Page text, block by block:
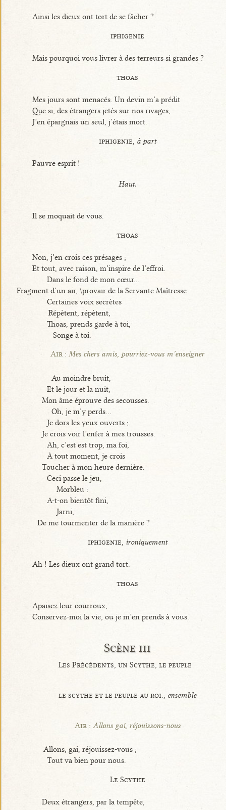
Ainsi les dieux ont tort de se fâcher ?
iphigenie
Mais pourquoi vous livrer à des terreurs si grandes ?
thoas
Mes jours sont menacés. Un devin m’a prédit
Que si, des étrangers jetés sur nos rivages,
J’en épargnais un seul, j’étais mort.
iphigenie, à part
Pauvre esprit !
Haut.
Il se moquait de vous.
thoas
Non, j’en crois ces présages ;
Et tout, avec raison, m’inspire de l’effroi.
Dans le fond de mon cœur...
Fragment d’un air, \provair de la Servante Maîtresse
Certaines voix secrètes
Répètent, répètent,
Thoas, prends garde à toi,
Songe à toi.
Air :Mes chers amis, pourriez-vous m’enseigner
Au moindre bruit,
Et le jour et la nuit,
Mon âme éprouve des secousses.
Oh, je m’y perds...
Je dors les yeux ouverts ;
Je crois voir l’enfer à mes trousses.
Ah, c’est est trop, ma foi,
À tout moment, je crois
Toucher à mon heure dernière.
Ceci passe le jeu,
Morbleu :
A-t-on bientôt fini,
Jarni,
De me tourmenter de la manière ?
iphigenie, ironiquement
Ah ! Les dieux ont grand tort.
thoas
Apaisez leur courroux,
Conservez-moi la vie, ou je m’en prends à vous.
Scène iii
Les Précédents, un Scythe, le peuple
le scythe et le peuple au roi., ensemble
Air : Allons gai, réjouissons-nous
Allons, gai, réjouissez-vous ;
Tout va bien pour nous.
Le Scythe
Deux étrangers, par la tempête,